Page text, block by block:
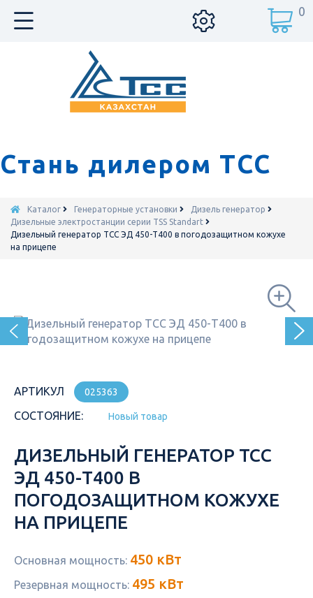
Стань дилером ТСС
0
Каталог Генераторные установки
Дизель генератор
Дизельные электростанции серии TSS Standart
Дизельный генератор ТСС ЭД 450-Т400 в погодозащитном кожухе
на прицепе
АРТИКУЛ 025363
СОСТОЯНИЕ: Новый товар
ДИЗЕЛЬНЫЙ ГЕНЕРАТОР ТСС
ЭД 450-Т400 В
ПОГОДОЗАЩИТНОМ КОЖУХЕ
НА ПРИЦЕПЕ
Основная мощность: 450 кВт
Резервная мощность: 495 кВт